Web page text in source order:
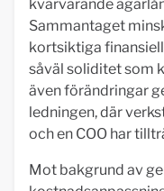
kvarvarande
Sammantaget
kortsiktiga
såväl soliditet som
även förändringar
ledningen, där
och en COO har
Mot bakgrund av